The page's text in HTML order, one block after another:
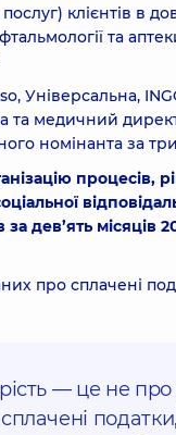
клієнтів в
та
Універсальна,
медичний
номінанта за
процесів,
дев’ять місяців
про сплачені
— це не